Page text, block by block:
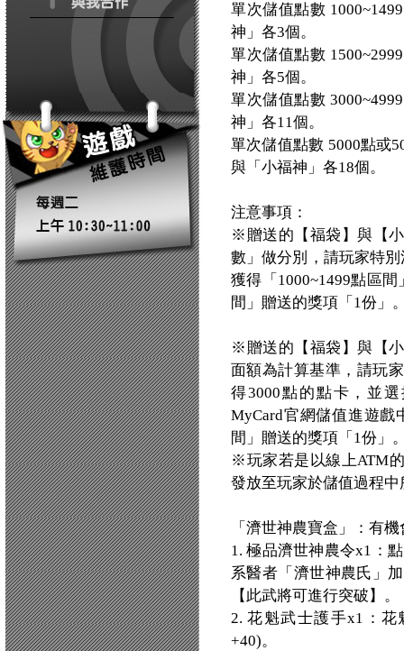
單次儲值點數
神」各3個。
單次儲值點數
神」各5個。
單次儲值點數
神」各11個。
單次儲值點數 5000點或
與「小福神」各18個。
注意事項：
※贈送的【福袋】與【
數」做分別，請玩家特
獲得「1000~1499點區
間」贈送的獎項「1份」
※贈送的【福袋】與【
面額為計算基準，請玩
得3000點的點卡，並
MyCard官網儲值進遊戲
間」贈送的獎項「1份」
※玩家若是以線上ATM
發放至玩家於儲值過程
「濟世神農寶盒」：有
1. 極品濟世神農令x1：
系醫者「濟世神農氏」
【此武將可進行突破】。
2. 花魁武士護手x1：
+40)。